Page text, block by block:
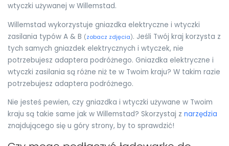
wtyczki używanej w Willemstad.
Willemstad wykorzystuje gniazdka elektryczne i wtyczki
zasilania typów A & B (zobacz zdjęcia). Jeśli Twój kraj korzysta z
tych samych gniazdek elektrycznych i wtyczek, nie
potrzebujesz adaptera podróżnego. Gniazdka elektryczne i
wtyczki zasilania są różne niż te w Twoim kraju? W takim razie
potrzebujesz adaptera podróżnego.
Nie jesteś pewien, czy gniazdka i wtyczki używane w Twoim
kraju są takie same jak w Willemstad? Skorzystaj z narzędzia
znajdującego się u góry strony, by to sprawdzić!